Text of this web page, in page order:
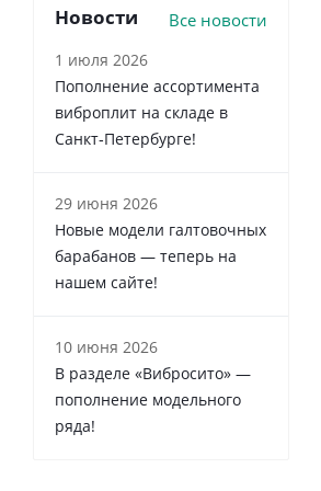
Новости Все новости
1 июля 2026
Пополнение ассортимента
виброплит на складе в
Санкт‑Петербурге!
29 июня 2026
Новые модели галтовочных
барабанов — теперь на
нашем сайте!
10 июня 2026
В разделе «Вибросито» —
пополнение модельного
ряда!